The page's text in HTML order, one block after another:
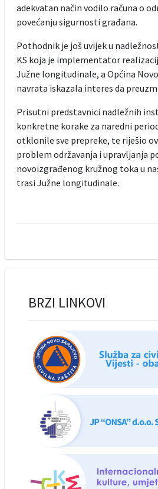
adekvatan način vodilo računa o
povećanju sigurnosti građana.
Pothodnik je još uvijek u
KS koja je implementator
Južne longitudinale, a Općina
navrata iskazala interes da
Prisutni predstavnici nadležnih
konkretne korake za naredni
otklonile sve prepreke, te riješio
problem održavanja i upravljanja
novoizgrađenog kružnog toka u
trasi Južne longitudinale.
BRZI LINKOVI